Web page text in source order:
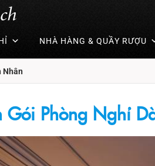
NHÀ HÀNG & QUẦY RƯỢU
Nhân
Gói Phòng Nghỉ